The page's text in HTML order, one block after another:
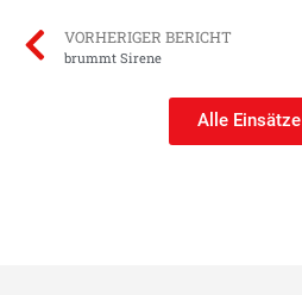
VORHERIGER BERICHT
brummt Sirene
Alle Einsätze